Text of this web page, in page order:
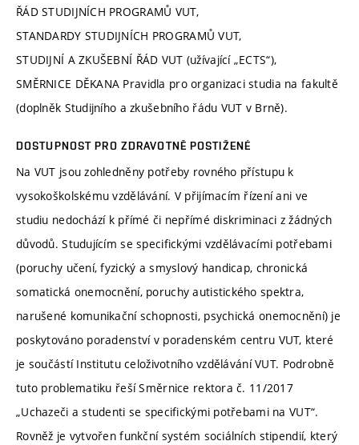
ŘÁD STUDIJNÍCH PROGRAMŮ VUT,
STANDARDY STUDIJNÍCH PROGRAMŮ VUT,
STUDIJNÍ A ZKUŠEBNÍ ŘÁD VUT (užívající „ECTS“),
SMĚRNICE DĚKANA Pravidla pro organizaci studia na fakultě
(doplněk Studijního a zkušebního řádu VUT v Brně).
DOSTUPNOST PRO ZDRAVOTNĚ POSTIŽENÉ
Na VUT jsou zohledněny potřeby rovného přístupu k
vysokoškolskému vzdělávání. V přijímacím řízení ani ve
studiu nedochází k přímé či nepřímé diskriminaci z žádných
důvodů. Studujícím se specifickými vzdělávacími potřebami
(poruchy učení, fyzický a smyslový handicap, chronická
somatická onemocnění, poruchy autistického spektra,
narušené komunikační schopnosti, psychická onemocnění) je
poskytováno poradenství v poradenském centru VUT, které
je součástí Institutu celoživotního vzdělávání VUT. Podrobně
tuto problematiku řeší Směrnice rektora č. 11/2017
„Uchazeči a studenti se specifickými potřebami na VUT“.
Rovněž je vytvořen funkční systém sociálních stipendií, který